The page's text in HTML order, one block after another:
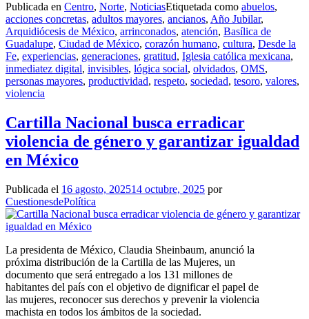
Publicada en Centro, Norte, NoticiasEtiquetada como abuelos,
acciones concretas, adultos mayores, ancianos, Año Jubilar,
Arquidiócesis de México, arrinconados, atención, Basílica de
Guadalupe, Ciudad de México, corazón humano, cultura, Desde la
Fe, experiencias, generaciones, gratitud, Iglesia católica mexicana,
inmediatez digital, invisibles, lógica social, olvidados, OMS,
personas mayores, productividad, respeto, sociedad, tesoro, valores,
violencia
Cartilla Nacional busca erradicar
violencia de género y garantizar igualdad
en México
Publicada el 16 agosto, 202514 octubre, 2025 por
CuestionesdePolítica
La presidenta de México, Claudia Sheinbaum, anunció la
próxima distribución de la Cartilla de las Mujeres, un
documento que será entregado a los 131 millones de
habitantes del país con el objetivo de dignificar el papel de
las mujeres, reconocer sus derechos y prevenir la violencia
machista en todos los ámbitos de la sociedad.